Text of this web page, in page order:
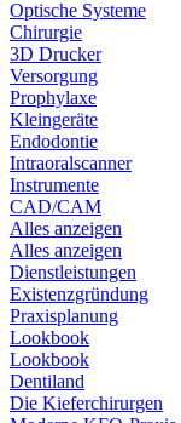
Optische Systeme
Chirurgie
3D Drucker
Versorgung
Prophylaxe
Kleingeräte
Endodontie
Intraoralscanner
Instrumente
CAD/CAM
Alles anzeigen
Alles anzeigen
Dienstleistungen
Existenzgründung
Praxisplanung
Lookbook
Lookbook
Dentiland
Die Kieferchirurgen